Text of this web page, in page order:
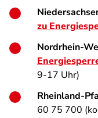
zu
Nordrhein-
9-17 Uhr)
Rheinland-
60 75 700